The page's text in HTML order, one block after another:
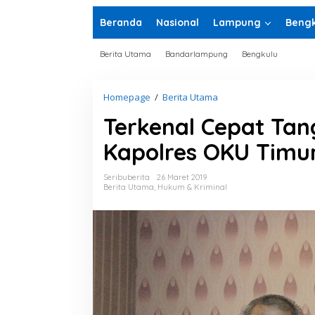
Beranda Nasional Lampung
Berita Utama Bandarlampung Bengkulu
Homepage / Berita Utama
r
k
e
n
l
e
t
T
g
Terkenal Cepat
Kapolres OKU
Seribuberita
26 Maret 2019
Berita Utama, Hukum & Kriminal